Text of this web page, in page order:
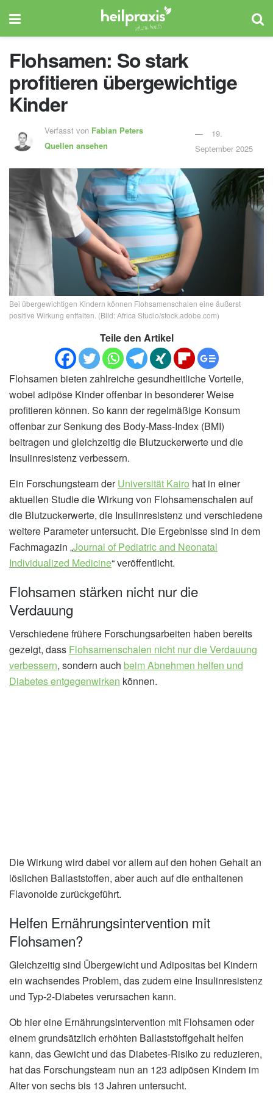
Flohsamen: So stark
profitieren übergewichtige
Kinder
Verfasst von Fabian Peters
Quellen ansehen
19.
September 2025
Bei übergewichtigen Kindern können Flohsamenschalen eine äußerst
positive Wirkung entfalten. (Bild: Africa Studio/stock.adobe.com)
Teile den Artikel
Flohsamen bieten zahlreiche gesundheitliche Vorteile,
wobei adipöse Kinder offenbar in besonderer Weise
profitieren können. So kann der regelmäßige Konsum
offenbar zur Senkung des Body-Mass-Index (BMI)
beitragen und gleichzeitig die Blutzuckerwerte und die
Insulinresistenz verbessern.
Ein Forschungsteam derUniversität Kairo hat in einer
aktuellen Studie die Wirkung von Flohsamenschalen auf
die Blutzuckerwerte, die Insulinresistenz und verschiedene
weitere Parameter untersucht. Die Ergebnisse sind in dem
Fachmagazin „Journal of Pediatric and Neonatal
Individualized Medicine“ veröffentlicht.
Flohsamen stärken nicht nur die
Verdauung
Verschiedene frühere Forschungsarbeiten haben bereits
gezeigt, dass Flohsamenschalen nicht nur die Verdauung
verbessern, sondern auch beim Abnehmen helfen und
Diabetes entgegenwirken können.
Die Wirkung wird dabei vor allem auf den hohen Gehalt an
löslichen Ballaststoffen, aber auch auf die enthaltenen
Flavonoide zurückgeführt.
Helfen Ernährungsintervention mit
Flohsamen?
Gleichzeitig sind Übergewicht und Adipositas bei Kindern
ein wachsendes Problem, das zudem eine Insulinresistenz
und Typ-2-Diabetes verursachen kann.
Ob hier eine Ernährungsintervention mit Flohsamen oder
einem grundsätzlich erhöhten Ballaststoffgehalt helfen
kann, das Gewicht und das Diabetes-Risiko zu reduzieren,
hat das Forschungsteam nun an 123 adipösen Kindern im
Alter von sechs bis 13 Jahren untersucht.